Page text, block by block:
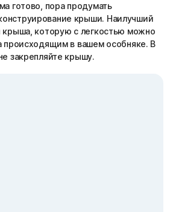
готово, пора продумать
крыши. Наилучший
крыша, которую с легкостью можно
происходящим в вашем особняке. В
закрепляйте крышу.